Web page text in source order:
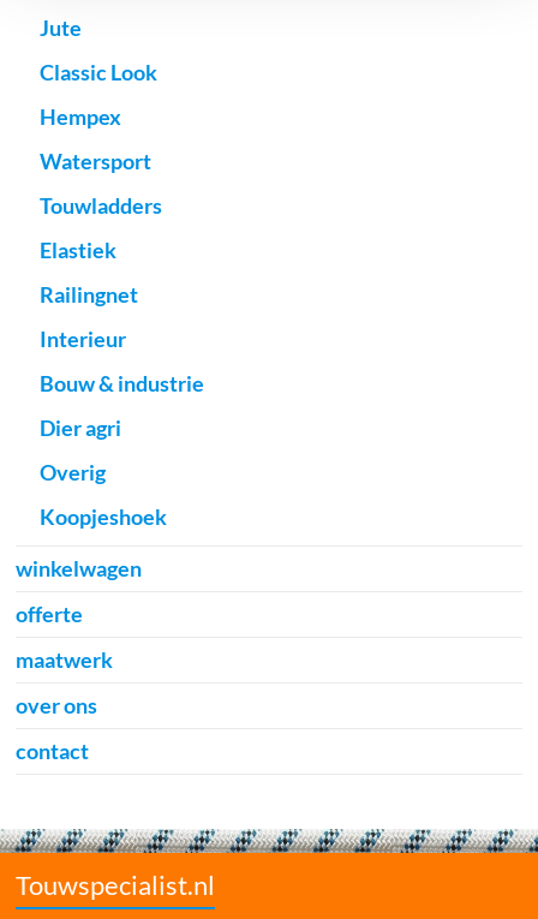
Jute
Classic Look
Hempex
Watersport
Touwladders
Elastiek
Railingnet
Interieur
Bouw & industrie
Dier agri
Overig
Koopjeshoek
winkelwagen
offerte
maatwerk
over ons
contact
Touwspecialist.nl